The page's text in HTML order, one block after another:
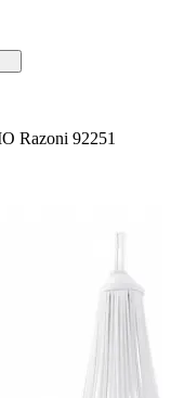
Razoni 92251